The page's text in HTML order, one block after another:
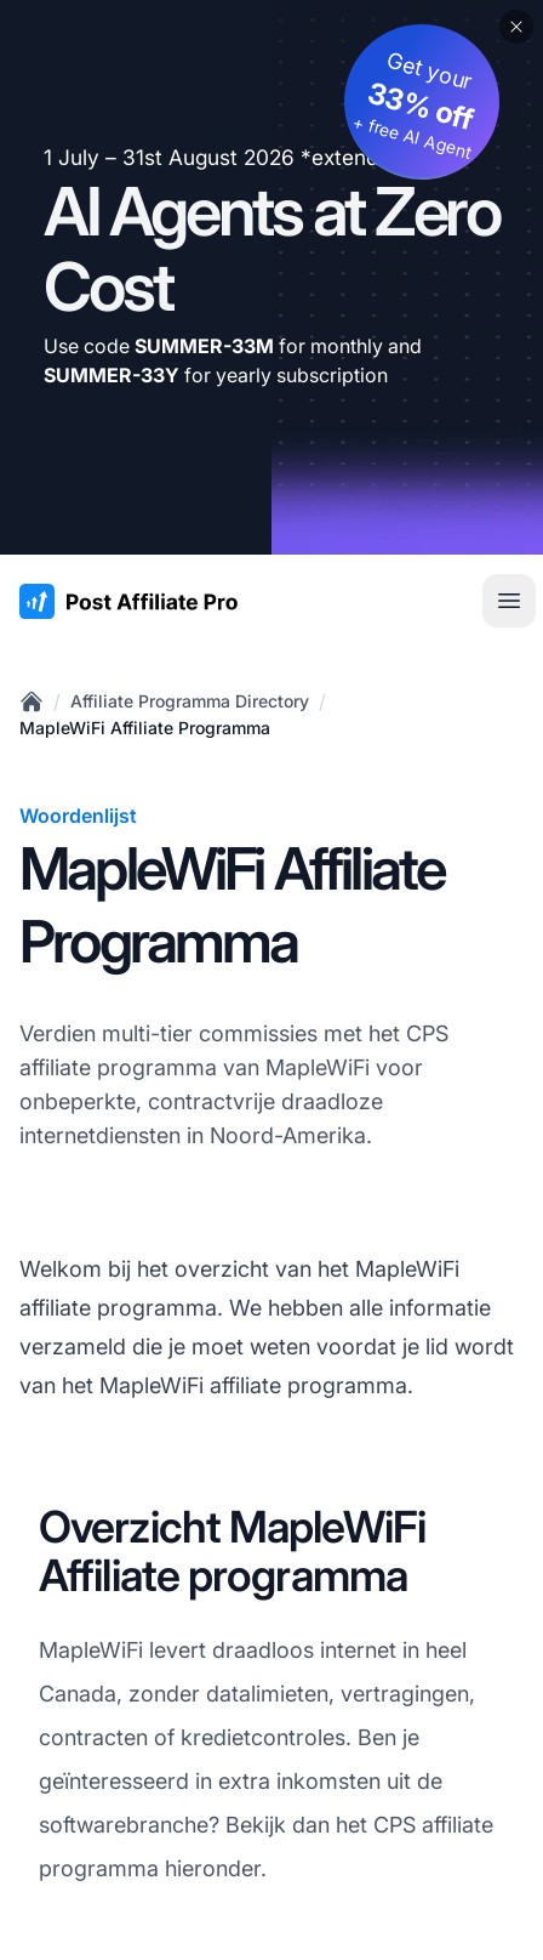
1 July – 31st August 2026 *extended
AI Agents at Zero
Cost
Get your
33% off
+ free AI Agent
Use code SUMMER-33M for monthly and
SUMMER-33Y for yearly subscription
:site.title
Home
/ Affiliate Programma Directory /
MapleWiFi Affiliate Programma
Woordenlijst
MapleWiFi Affiliate
Programma
Verdien multi-tier commissies met het CPS
affiliate programma van MapleWiFi voor
onbeperkte, contractvrije draadloze
internetdiensten in Noord-Amerika.
Welkom bij het overzicht van het MapleWiFi
affiliate programma. We hebben alle informatie
verzameld die je moet weten voordat je lid wordt
van het MapleWiFi affiliate programma.
Overzicht MapleWiFi
Affiliate programma
MapleWiFi levert draadloos internet in heel
Canada, zonder datalimieten, vertragingen,
contracten of kredietcontroles. Ben je
geïnteresseerd in extra inkomsten uit de
softwarebranche? Bekijk dan het CPS affiliate
programma hieronder.